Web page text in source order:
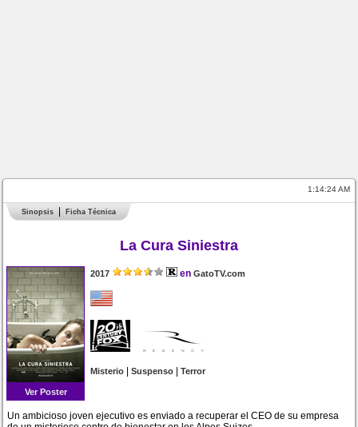
1:14:24 AM
Sinopsis Ficha Técnica
La Cura Siniestra
Ver Poster
2017 en GatoTV.com
Misterio |Suspenso |Terror
Un ambicioso joven ejecutivo es enviado a recuperar el CEO de su empresa